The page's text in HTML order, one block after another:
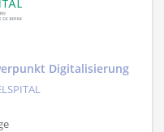
Digitalisierung